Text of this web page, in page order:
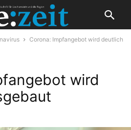
Corona: Impfangebot wird deutlich
wird